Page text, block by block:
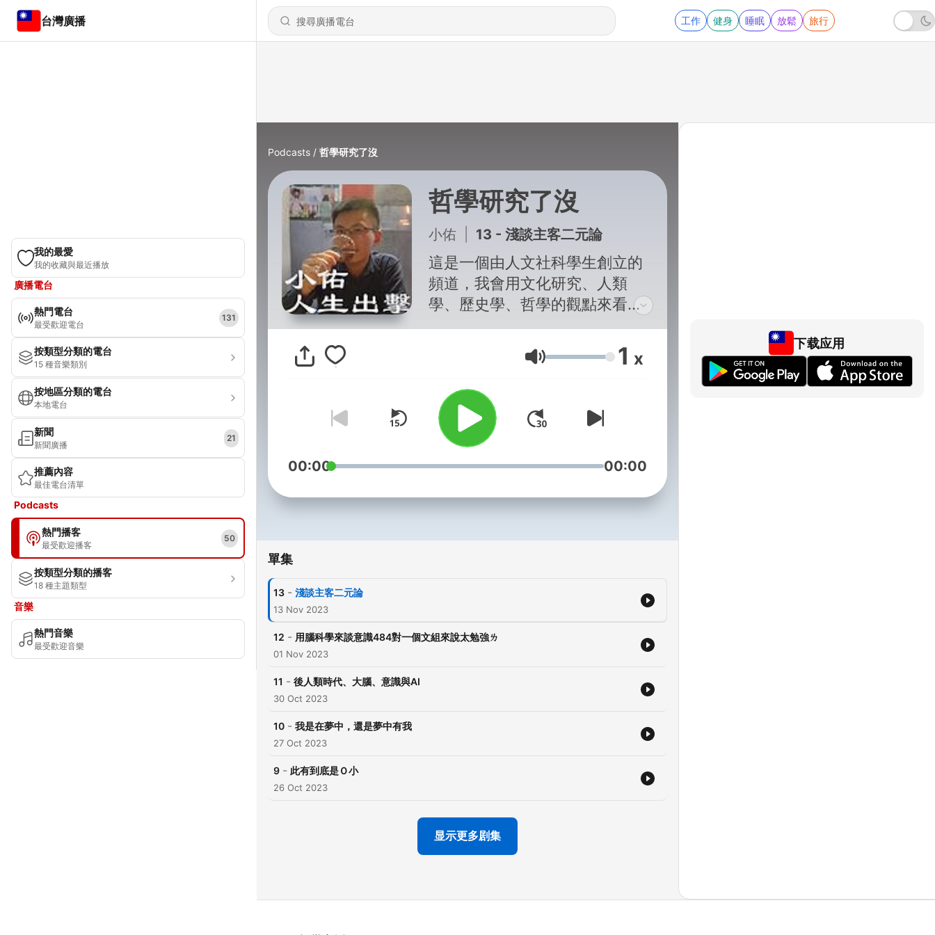
台灣廣播 工作 健身 睡眠 放鬆 旅行
我的最愛
我的收藏與最近播放
廣播電台
熱門電台
最受歡迎電台
131
按類型分類的電台
15 種音樂類別
按地區分類的電台
本地電台
新聞
新聞廣播
21
推薦內容
最佳電台清單
Podcasts
熱門播客
最受歡迎播客
50
按類型分類的播客
18 種主題類型
音樂
熱門音樂
最受歡迎音樂
Podcasts 哲學研究了沒
哲學研究了沒
小佑 13 - 淺談主客二元論
這是一個由人文社科學生創立的
頻道，我會用文化研究、人類
學、歷史學、哲學的觀點來看世
界。
Firstory Hosting
音量 1 x
00:00 00:00
單集
13 - 淺談主客二元論
13 Nov 2023
12 - 用腦科學來談意識484對一個文組來說太勉強ㄌ
01 Nov 2023
11 - 後人類時代、大腦、意識與AI
30 Oct 2023
10 - 我是在夢中，還是夢中有我
27 Oct 2023
9 - 此有到底是Ｏ小
26 Oct 2023
显示更多剧集
下载应用